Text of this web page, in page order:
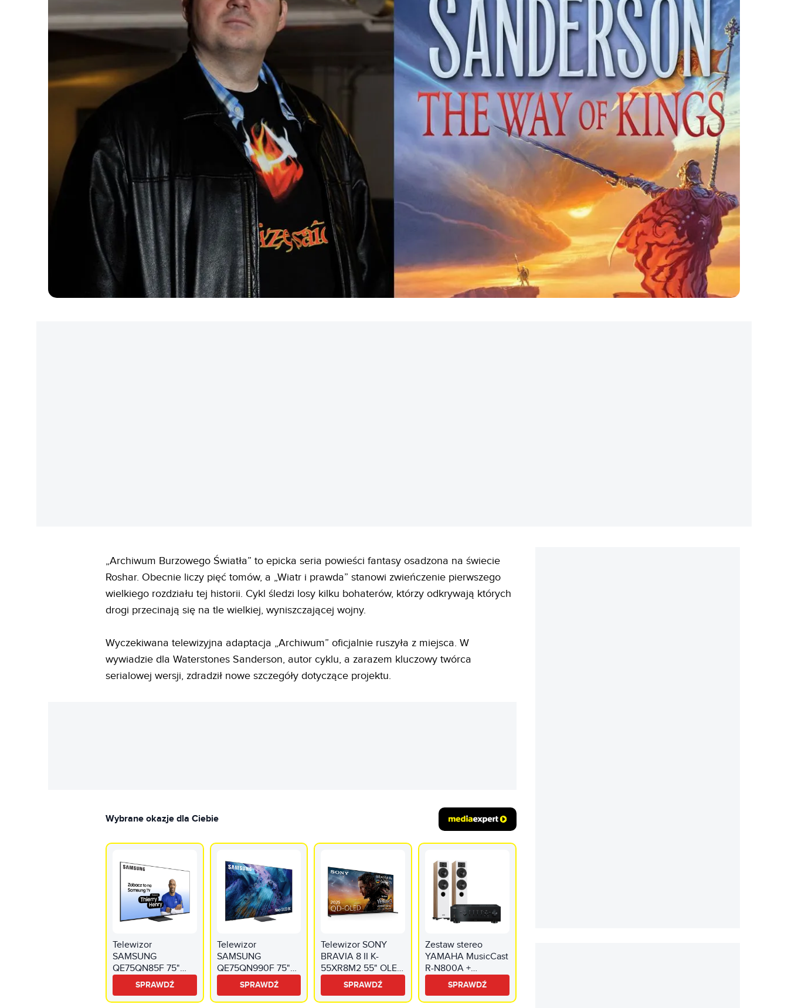
„Archiwum Burzowego Światła” to epicka seria powieści fantasy osadzona na świecie
Roshar. Obecnie liczy pięć tomów, a „Wiatr i prawda” stanowi zwieńczenie pierwszego
wielkiego rozdziału tej historii. Cykl śledzi losy kilku bohaterów, którzy odkrywają których
drogi przecinają się na tle wielkiej, wyniszczającej wojny.
Wyczekiwana telewizyjna adaptacja „Archiwum” oficjalnie ruszyła z miejsca. W
wywiadzie dla Waterstones Sanderson, autor cyklu, a zarazem kluczowy twórca
serialowej wersji, zdradził nowe szczegóły dotyczące projektu.
Wybrane okazje dla Ciebie
Telewizor
SAMSUNG
QE75QN85F 75"
QD-Mini LED 4K
144Hz VRR Tizen
TV Dolby Atmos
SPRAWDŹ
Telewizor
SAMSUNG
QE75QN990F 75"
QD-Mini LED 8K
240Hz Tizen TV
Dolby Atmos HDMI
SPRAWDŹ
Telewizor SONY
BRAVIA 8 II K-
55XR8M2 55" OLED
4K 120Hz VRR
Google TV Dolby
Atmos Dolby Vision
SPRAWDŹ
Zestaw stereo
YAMAHA MusicCast
R-N800A +
INDIANA Line Diva
5 Dąb
SPRAWDŹ